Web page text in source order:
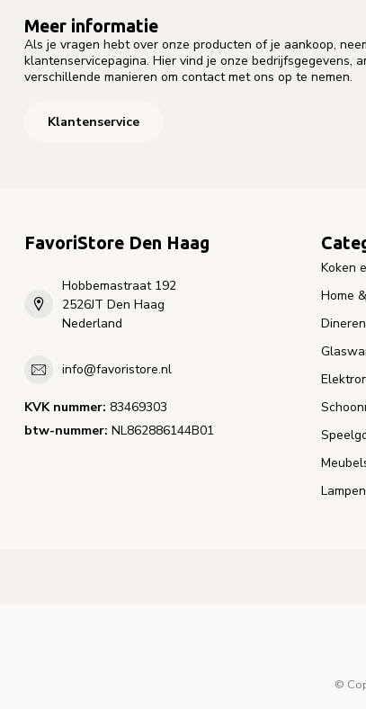
Meer informatie
Als je vragen hebt over onze producten of je aankoop,
klantenservicepagina. Hier vind je onze bedrijfsgegevens,
verschillende manieren om contact met ons op te nemen.
Klantenservice
FavoriStore Den Haag
Hobbemastraat 192
2526JT Den Haag
Nederland
info@favoristore.nl
KVK nummer: 83469303
btw-nummer: NL862886144B01
Koken
Home
Lampen
©